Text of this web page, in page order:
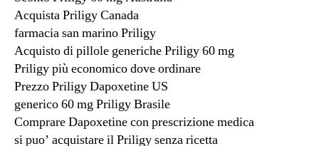
Acquista Priligy Canada
farmacia san marino Priligy
Acquisto di pillole generiche Priligy 60 mg
Priligy più economico dove ordinare
Prezzo Priligy Dapoxetine US
generico 60 mg Priligy Brasile
Comprare Dapoxetine con prescrizione medica
si puo’ acquistare il Priligy senza ricetta